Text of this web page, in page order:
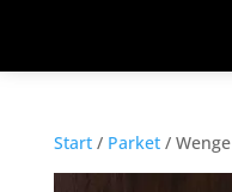
Start/ Parket/ Wenge